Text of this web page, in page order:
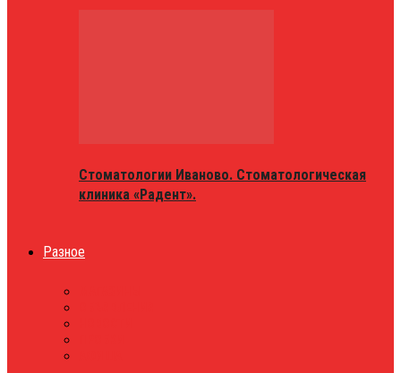
Стоматологии Иваново. Стоматологическая
клиника «Радент».
Разное